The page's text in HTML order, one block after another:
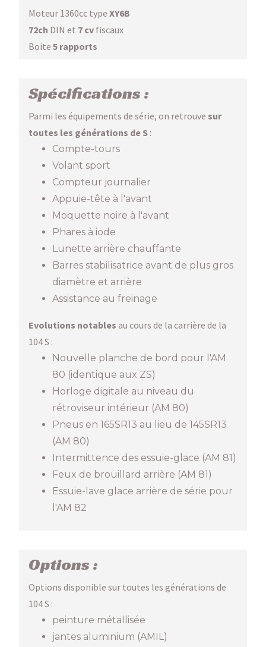
Moteur 1360cc type XY6B
72ch DIN et 7 cv fiscaux
Boite 5 rapports
Spécifications :
Parmi les équipements de série, on retrouve sur
toutes les générations de S :
Compte-tours
Volant sport
Compteur journalier
Appuie-tête à l'avant
Moquette noire à l'avant
Phares à iode
Lunette arrière chauffante
Barres stabilisatrice avant de plus gros
diamètre et arrière
Assistance au freinage
Evolutions notables au cours de la carrière de la
104 S :
Nouvelle planche de bord pour l'AM
80 (identique aux ZS)
Horloge digitale au niveau du
rétroviseur intérieur (AM 80)
Pneus en 165SR13 au lieu de 145SR13
(AM 80)
Intermittence des essuie-glace (AM 81)
Feux de brouillard arrière (AM 81)
Essuie-lave glace arrière de série pour
l'AM 82
Options :
Options disponible sur toutes les générations de
104 S :
peinture métallisée
jantes aluminium (AMIL)